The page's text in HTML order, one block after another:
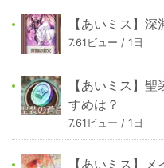
【あいミス】深
7.61ビュー / 1日
【あいミス】
すめは？
7.61ビュー / 1日
【あいミス】